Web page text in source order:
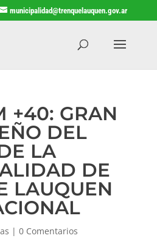
municipalidad@trenquelauquen.gov.ar
+40: GRAN
DEL
LA
DE
LAUQUEN
| 0 Comentarios